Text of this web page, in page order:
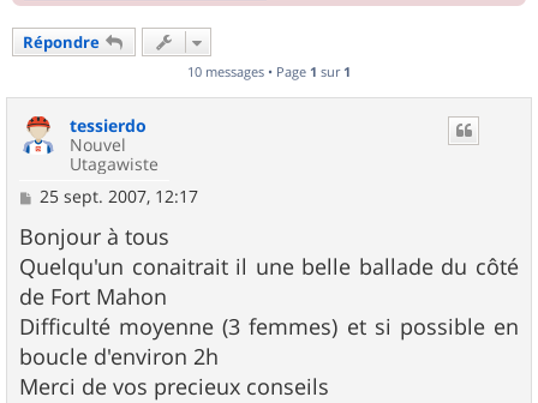
Répondre
10 messages • Page 1 sur 1
tessierdo
Nouvel
Utagawiste
M
s
s
a
g
e
25 sept. 2007, 12:17
Bonjour à tous
Quelqu'un conaitrait il une belle ballade du côté
de Fort Mahon
Difficulté moyenne (3 femmes) et si possible en
boucle d'environ 2h
Merci de vos precieux conseils